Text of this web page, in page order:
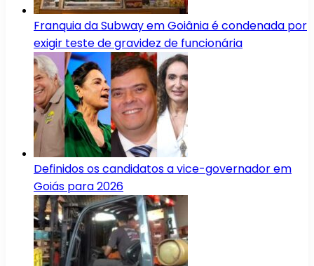
Franquia da Subway em Goiânia é condenada por
exigir teste de gravidez de funcionária
Definidos os candidatos a vice-governador em
Goiás para 2026